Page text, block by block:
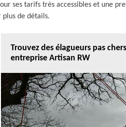
ses tarifs très accessibles et une
plus de détails.
Trouvez des élagueurs pas
entreprise Artisan RW